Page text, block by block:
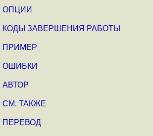
ОПЦИИ
КОДЫ ЗАВЕРШЕНИЯ РАБОТЫ
ПРИМЕР
ОШИБКИ
АВТОР
СМ. ТАКЖЕ
ПЕРЕВОД